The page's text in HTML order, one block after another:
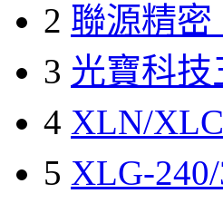
2 聯源精密
3 光寶科
4 XLN/
5 XLG-